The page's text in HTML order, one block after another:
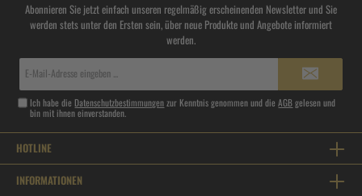
Abonnieren Sie jetzt einfach unseren regelmäßig erscheinenden Newsletter und Sie
werden stets unter den Ersten sein, über neue Produkte und Angebote informiert
werden.
Ich habe die Datenschutzbestimmungenzur Kenntnis genommen und dieAGBgelesen und
bin mit ihnen einverstanden.
HOTLINE
INFORMATIONEN